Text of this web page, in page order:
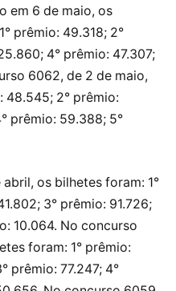
em 6 de maio, os
prêmio: 49.318; 2°
4° prêmio: 47.307;
6062, de 2 de maio,
48.545; 2° prêmio:
prêmio: 59.388; 5°
os bilhetes foram: 1°
3° prêmio: 91.726;
10.064. No concurso
foram: 1° prêmio:
prêmio: 77.247; 4°